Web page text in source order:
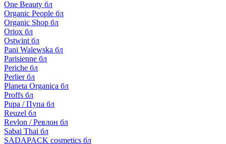
One Beauty бл
Organic People бл
Organic Shop бл
Oriox бл
Ostwint бл
Pani Walewska бл
Parisienne бл
Periche бл
Perlier бл
Planeta Organica бл
Proffs бл
Pupa / Пупа бл
Reuzel бл
Revlon / Ревлон бл
Sabai Thai бл
SADAPACK cosmetics бл